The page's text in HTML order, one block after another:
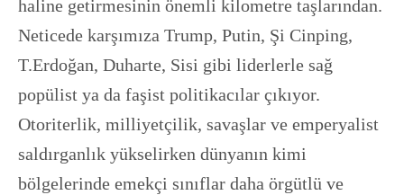
haline getirmesinin önemli kilometre taşlarından.
Neticede karşımıza Trump, Putin, Şi Cinping,
T.Erdoğan, Duharte, Sisi gibi liderlerle sağ
popülist ya da faşist politikacılar çıkıyor.
Otoriterlik, milliyetçilik, savaşlar ve emperyalist
saldırganlık yükselirken dünyanın kimi
bölgelerinde emekçi sınıflar daha örgütlü ve